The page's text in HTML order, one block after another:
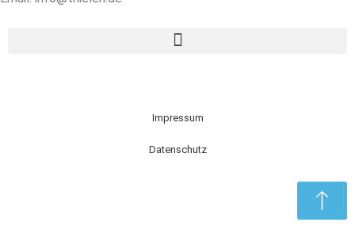
Impressum
Datenschutz